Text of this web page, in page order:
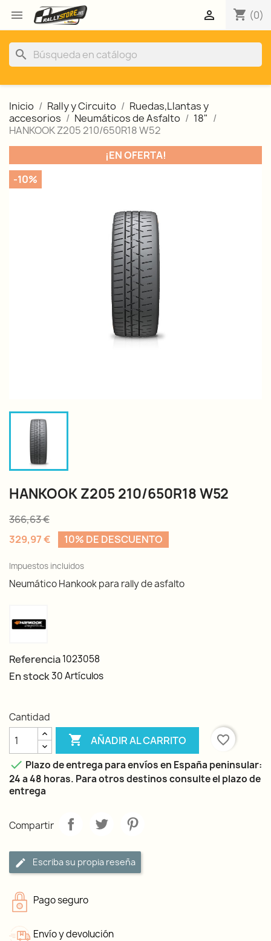
 shopping_cart (0)

search
Inicio Rally y Circuito
Ruedas,Llantas y
accesorios
Neumáticos de Asfalto
18"
HANKOOK Z205 210/650R18 W52
¡EN OFERTA!
-10%
HANKOOK Z205 210/650R18 W52
366,63 €
329,97 €
10% DE DESCUENTO
Impuestos incluidos
Neumático Hankook para rally de asfalto
Referencia1023058
En stock30 Artículos
Cantidad
 AÑADIR AL CARRITO
favorite_border
 Plazo de entrega para envíos en España peninsular:
24 a 48 horas. Para otros destinos consulte el plazo de
entrega
Compartir
Escriba su propia reseña
Pago seguro
Envío y devolución